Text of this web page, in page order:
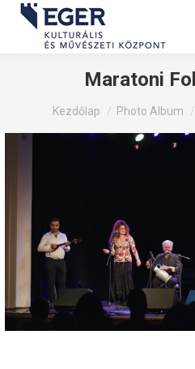
Maratoni
You are here:
Kezdőlap Photo Album